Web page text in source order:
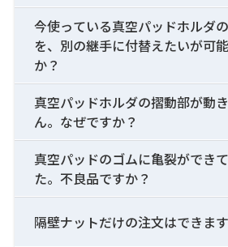
今使っている真空パッドホルダ
を、別の継手に付替えたいが可
か？
真空パッドホルダの摺動部が動
ん。なぜですか？
真空パッドのゴムに亀裂ができ
た。不良品ですか？
隔壁ナットだけの注文はできま